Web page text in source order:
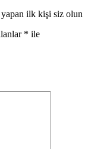
ilk kişi siz olun
* ile